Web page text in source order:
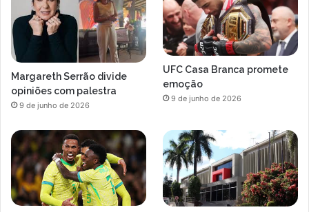
Margareth Serrão divide
opiniões com palestra
9 de junho de 2026
UFC Casa Branca promete
emoção
9 de junho de 2026